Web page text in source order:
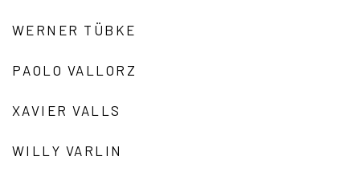
WERNER TÜBKE
PAOLO VALLORZ
XAVIER VALLS
WILLY VARLIN